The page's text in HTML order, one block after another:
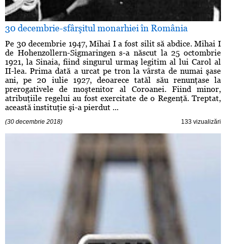
30 decembrie-sfârşitul monarhiei în România
Pe 30 decembrie 1947, Mihai I a fost silit să abdice. Mihai I
de Hohenzollern-Sigmaringen s-a născut la 25 octombrie
1921, la Sinaia, fiind singurul urmaş legitim al lui Carol al
II-lea. Prima dată a urcat pe tron la vârsta de numai şase
ani, pe 20 iulie 1927, deoarece tatăl său renunţase la
prerogativele de moştenitor al Coroanei. Fiind minor,
atribuţiile regelui au fost exercitate de o Regenţă. Treptat,
această instituţie şi-a pierdut ...
(30 decembrie 2018) 133 vizualizări